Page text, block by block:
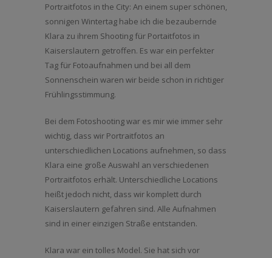
Portraitfotos in the City: An einem super schönen,
sonnigen Wintertag habe ich die bezaubernde
Klara zu ihrem Shooting für Portaitfotos in
Kaiserslautern getroffen. Es war ein perfekter
Tag für Fotoaufnahmen und bei all dem
Sonnenschein waren wir beide schon in richtiger
Frühlingsstimmung.
Bei dem Fotoshooting war es mir wie immer sehr
wichtig, dass wir Portraitfotos an
unterschiedlichen Locations aufnehmen, so dass
Klara eine große Auswahl an verschiedenen
Portraitfotos erhält. Unterschiedliche Locations
heißt jedoch nicht, dass wir komplett durch
Kaiserslautern gefahren sind. Alle Aufnahmen
sind in einer einzigen Straße entstanden.
Klara war ein tolles Model. Sie hat sich vor